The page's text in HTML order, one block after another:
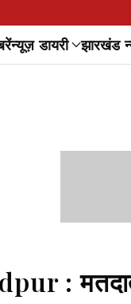
न्यूज़ डायरी झारखंड
: